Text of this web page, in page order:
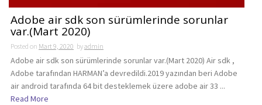
Adobe air sdk son sürümlerinde sorunlar
var.(Mart 2020)
Posted on Mart 9, 2020 byadmin
Adobe air sdk son sürümlerinde sorunlar var.(Mart 2020) Air sdk ,
Adobe tarafından HARMAN’a devredildi.2019 yazından beri Adobe
air android tarafında 64 bit desteklemek üzere adobe air 33 ...
Read More